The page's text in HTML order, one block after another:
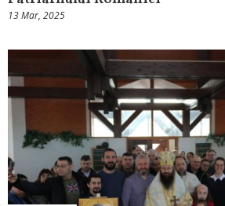
13 Mar, 2025